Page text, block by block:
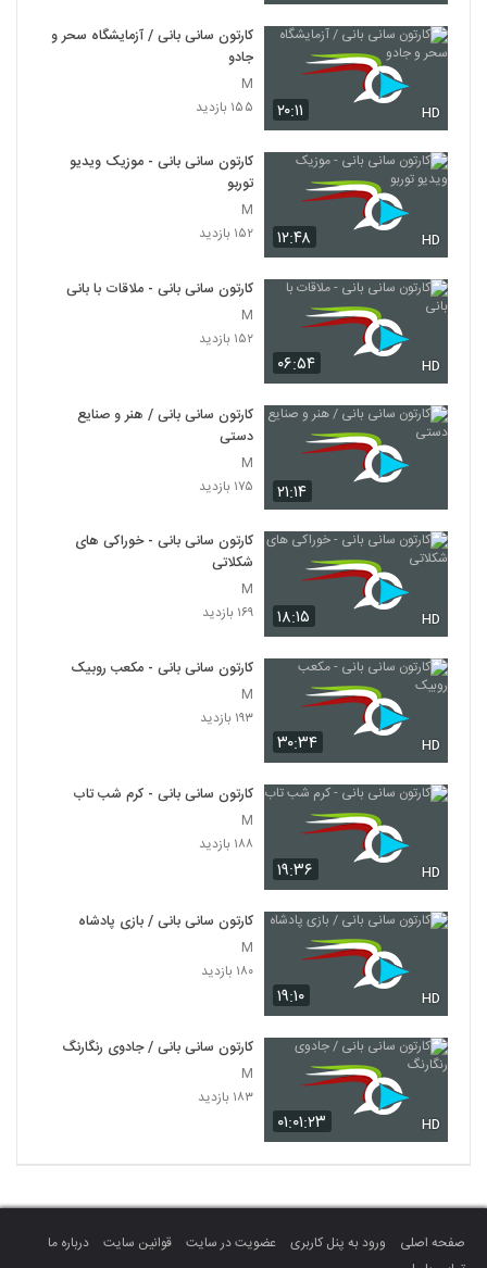
۲۰:۱۱ HD
کارتون سانی بانی / آزمایشگاه سحر و
جادو
M
۱۵۵ بازدید
۱۲:۴۸ HD
کارتون سانی بانی - موزیک ویدیو
توربو
M
۱۵۲ بازدید
۰۶:۵۴ HD
کارتون سانی بانی - ملاقات با بانی
M
۱۵۲ بازدید
۲۱:۱۴
کارتون سانی بانی / هنر و صنایع
دستی
M
۱۷۵ بازدید
۱۸:۱۵ HD
کارتون سانی بانی - خوراکی های
شکلاتی
M
۱۶۹ بازدید
۳۰:۳۴ HD
کارتون سانی بانی - مکعب روبیک
M
۱۹۳ بازدید
۱۹:۳۶ HD
کارتون سانی بانی - کرم شب تاب
M
۱۸۸ بازدید
۱۹:۱۰ HD
کارتون سانی بانی / بازی پادشاه
M
۱۸۰ بازدید
۰۱:۰۱:۲۳ HD
کارتون سانی بانی / جادوی رنگارنگ
M
۱۸۳ بازدید
صفحه اصلی ورود به پنل کاربری عضویت در سایت قوانین سایت
درباره ما